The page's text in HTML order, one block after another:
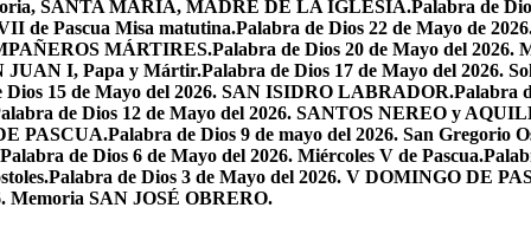
SANTA MARÍA, MADRE DE LA IGLESIA.Palabra de
de Pascua Misa matutina.Palabra de Dios 22 de Mayo de
MÁRTIRES.Palabra de Dios 20 de Mayo del 2026.
JUAN I, Papa y Mártir.Palabra de Dios 17 de Mayo del 2026.
Dios 15 de Mayo del 2026. SAN ISIDRO LABRADOR.Palabra
de Dios 12 de Mayo del 2026. SANTOS NEREO y
PASCUA.Palabra de Dios 9 de mayo del 2026. San Gregorio
Palabra de Dios 6 de Mayo del 2026. Miércoles V de Pascua.
Palabra de Dios 3 de Mayo del 2026. V DOMINGO DE
Memoria SAN JOSÉ OBRERO.